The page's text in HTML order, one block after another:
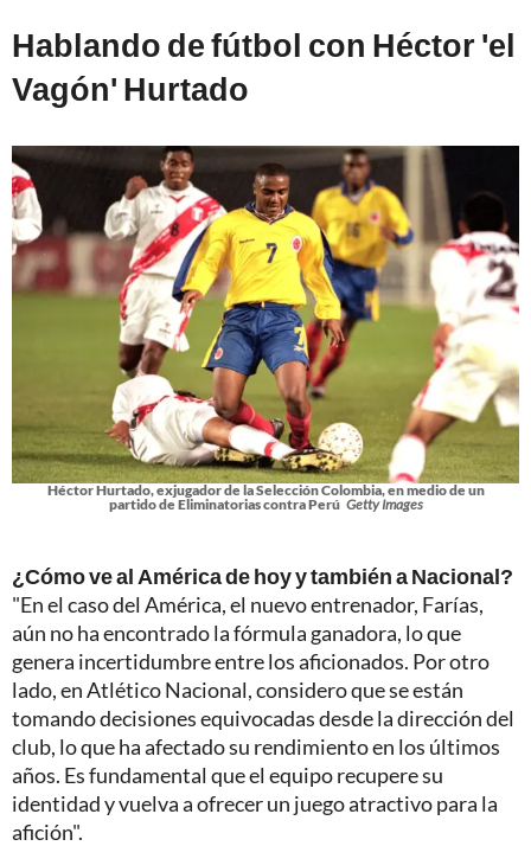
Hablando de fútbol con Héctor 'el
Vagón' Hurtado
Héctor Hurtado, exjugador de la Selección Colombia, en medio de un
partido de Eliminatorias contra Perú Getty Images
¿Cómo ve al América de hoy y también a Nacional?
"En el caso del América, el nuevo entrenador, Farías,
aún no ha encontrado la fórmula ganadora, lo que
genera incertidumbre entre los aficionados. Por otro
lado, en Atlético Nacional, considero que se están
tomando decisiones equivocadas desde la dirección del
club, lo que ha afectado su rendimiento en los últimos
años. Es fundamental que el equipo recupere su
identidad y vuelva a ofrecer un juego atractivo para la
afición".